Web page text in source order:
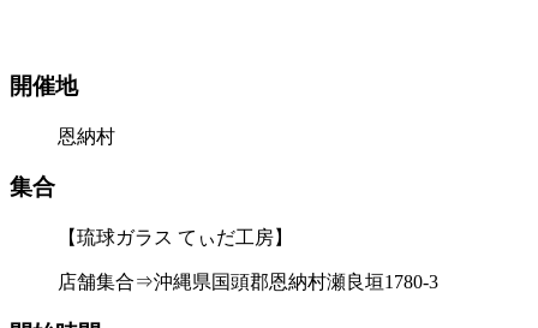
開催地
恩納村
集合
【琉球ガラス てぃだ工房】
店舗集合⇒沖縄県国頭郡恩納村瀬良垣1780-3